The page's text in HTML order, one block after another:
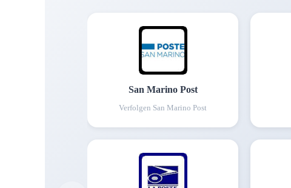
San Marino Post
Verfolgen San Marino Post